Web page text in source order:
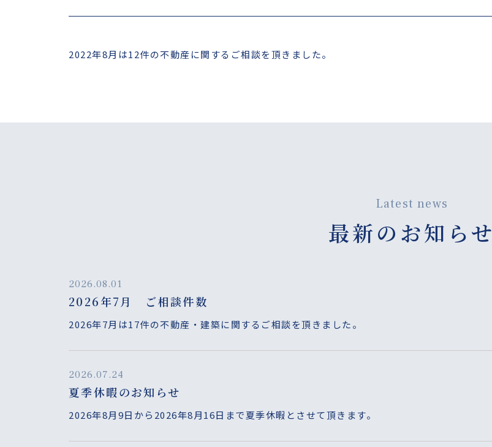
2022年8月は12件の不動産に関するご相談を頂きました。
Latest news
最新のお知らせ
2026.08.01
2026年7月 ご相談件数
2026年7月は17件の不動産・建築に関するご相談を頂きました。
2026.07.24
夏季休暇のお知らせ
2026年8月9日から2026年8月16日まで夏季休暇とさせて頂きます。